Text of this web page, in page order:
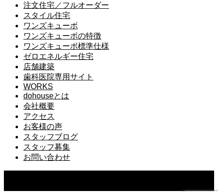
注文住宅／フルオーダー
スタイル住宅
ワンズキューボ
ワンズキューボの特徴
ワンズキューボ標準仕様
ゼロエネルギー住宅
店舗建築
歯科医院専用サイト
WORKS
dohouseとは
会社概要
アクセス
お客様の声
スタッフブログ
スタッフ募集
お問い合わせ